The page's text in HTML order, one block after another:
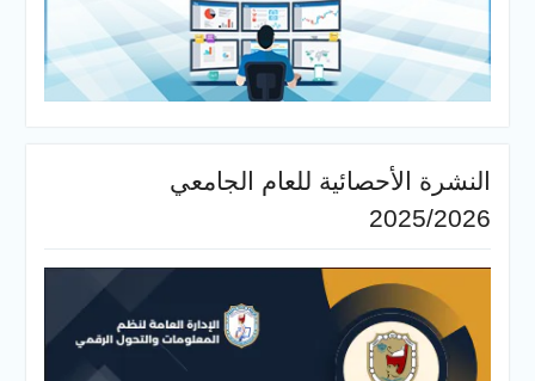
النشرة الأحصائية للعام الجامعي
2025/2026